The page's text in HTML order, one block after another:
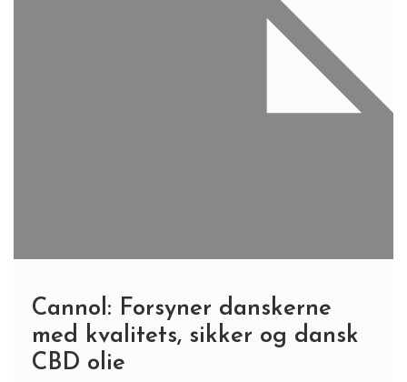
Cannol: Forsyner danskerne
med kvalitets, sikker og dansk
CBD olie